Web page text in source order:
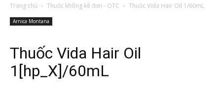
Trang chủ Thuốc không kê đơn - OTC Thuốc Vida Hair Oil 1/60mL
Arnica Montana
Thuốc Vida Hair Oil
1[hp_X]/60mL